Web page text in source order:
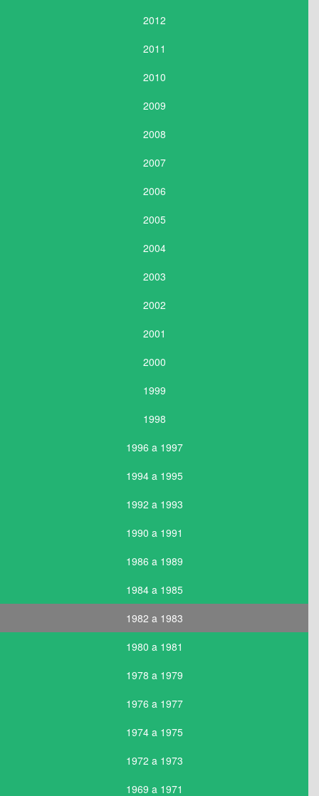
2012
2011
2010
2009
2008
2007
2006
2005
2004
2003
2002
2001
2000
1999
1998
1996 a 1997
1994 a 1995
1992 a 1993
1990 a 1991
1986 a 1989
1984 a 1985
1982 a 1983
1980 a 1981
1978 a 1979
1976 a 1977
1974 a 1975
1972 a 1973
1969 a 1971